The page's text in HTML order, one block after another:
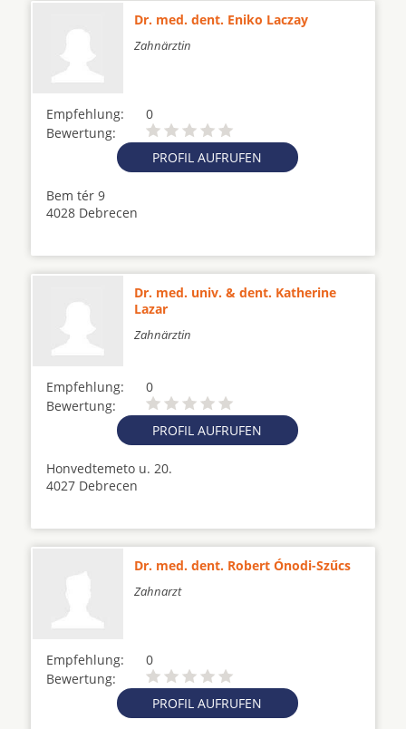
Dr. med. dent. Eniko Laczay
Zahnärztin
Empfehlung:
0
Bewertung:
PROFIL AUFRUFEN
Bem tér 9
4028 Debrecen
Dr. med. univ. & dent. Katherine
Lazar
Zahnärztin
Empfehlung:
0
Bewertung:
PROFIL AUFRUFEN
Honvedtemeto u. 20.
4027 Debrecen
Dr. med. dent. Robert Ónodi-Szűcs
Zahnarzt
Empfehlung:
0
Bewertung:
PROFIL AUFRUFEN